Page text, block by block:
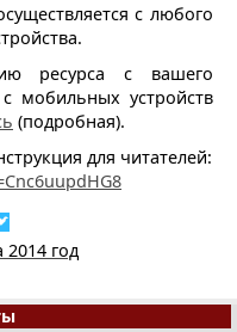
с любого
ресурса с вашего
мобильных устройств
(подробная).
для читателей:
2014 год